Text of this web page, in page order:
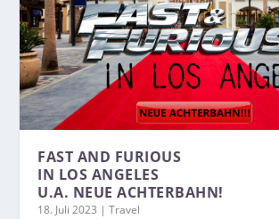
FAST AND FURIOUS
IN LOS ANGELES
U.A. NEUE ACHTERBAHN!
18. Juli 2023 |Travel